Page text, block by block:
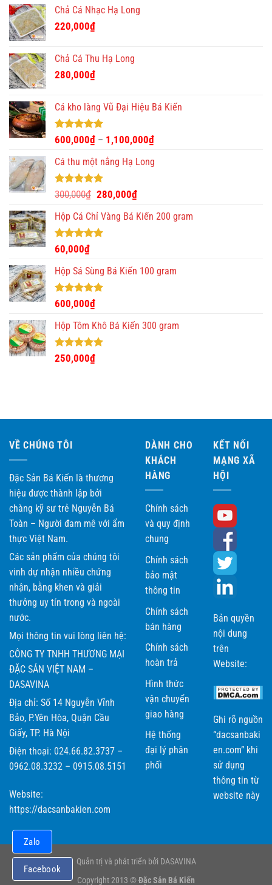
390,000₫. là:
Chả Cá Nhạc Hạ Long
220,000₫
Chả Cá Thu Hạ Long
280,000₫
Cá kho làng Vũ Đại Hiệu Bá Kiến
Được xếp
hạng
4.93
5 sao
600,000₫ – 1,100,000₫
Cá thu một nắng Hạ Long
Được xếp
hạng
5.00
5 sao
300,000₫ Giá
là:
300,000₫.
280,000₫Giá
tại
Hộp Cá Chỉ Vàng Bá Kiến 200 gram
Được xếp
hạng
5.00
5 sao
60,000₫
Hộp Sá Sùng Bá Kiến 100 gram
Được xếp
hạng
5.00
5 sao
600,000₫
Hộp Tôm Khô Bá Kiến 300 gram
Được xếp
hạng
5.00
250,000₫
VỀ CHÚNG TÔI
Đặc Sản Bá Kiến là thương
hiệu được thành lập bởi
chàng kỹ sư trẻ Nguyễn Bá
Toàn – Người đam mê với ẩm
thực Việt Nam.
Các sản phẩm của chúng tôi
vinh dự nhận nhiều chứng
nhận, bằng khen và giải
thưởng uy tín trong và ngoài
nước.
Mọi thông tin vui lòng liên hệ:
CÔNG TY TNHH THƯƠNG MẠI
ĐẶC SẢN VIỆT NAM –
DASAVINA
Địa chỉ: Số 14 Nguyễn Vĩnh
Bảo, P.Yên Hòa, Quận Cầu
Giấy, TP. Hà Nội
Điện thoại: 024.66.82.3737 –
0962.08.3232 – 0915.08.5151
Website:
https://dacsanbakien.com
DÀNH CHO
KHÁCH
HÀNG
Chính sách
và quy định
chung
Chính sách
bảo mật
thông tin
Chính sách
bán hàng
Chính sách
hoàn trả
Hình thức
vận chuyển
giao hàng
Hệ thống
đại lý phân
phối
KẾT NỐI
MẠNG XÃ
HỘI
Bản quyền
nội dung
trên
Website:
Ghi rõ nguồn
“dacsanbaki
en.com” khi
sử dụng
thông tin từ
website này
Quản trị và phát triển bởi DASAVINA
Copyright 2013 © Đặc Sản Bá Kiến
Zalo
Facebook